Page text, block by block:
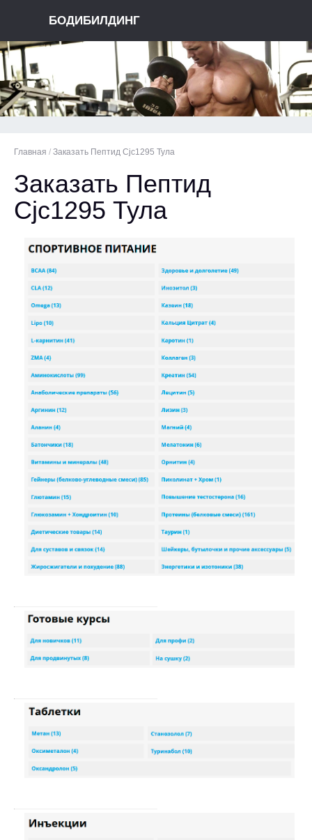
БОДИБИЛДИНГ
Главная / Заказать Пептид Cjc1295 Тула
Заказать Пептид
Cjc1295 Тула